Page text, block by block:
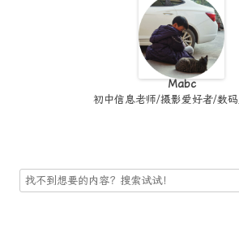
Mabc
初中信息老师/摄影爱好者/数
搜